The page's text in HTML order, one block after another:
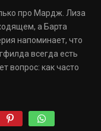
про Мардж. Лиза
а Барта
напоминает, что
всегда есть
вопрос: как часто